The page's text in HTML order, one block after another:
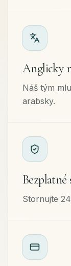
Anglicky
Náš tým
arabsky.
Bezplatné
Stornujte